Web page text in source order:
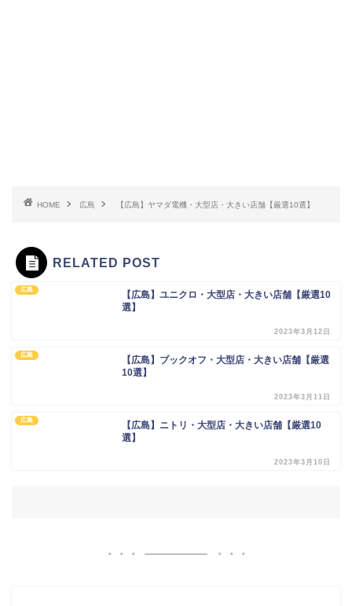
HOME 広島 【広島】ヤマダ電機・大型店・大きい店舗【厳選10選】
RELATED POST
広島
【広島】ユニクロ・大型店・大きい店舗【厳選10
選】
2023年3月12日
広島
【広島】ブックオフ・大型店・大きい店舗【厳選
10選】
2023年3月11日
広島
【広島】ニトリ・大型店・大きい店舗【厳選10
選】
2023年3月10日